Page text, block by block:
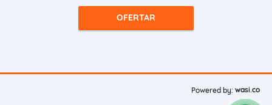
OFERTAR
Powered by: wasi.co